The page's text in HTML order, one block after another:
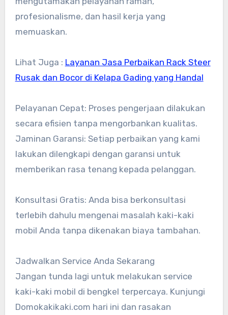
profesionalisme, dan hasil kerja yang
memuaskan.
Lihat Juga : Layanan Jasa Perbaikan Rack Steer
Rusak dan Bocor di Kelapa Gading yang Handal
Pelayanan Cepat: Proses pengerjaan dilakukan
secara efisien tanpa mengorbankan kualitas.
Jaminan Garansi: Setiap perbaikan yang kami
lakukan dilengkapi dengan garansi untuk
memberikan rasa tenang kepada pelanggan.
Konsultasi Gratis: Anda bisa berkonsultasi
terlebih dahulu mengenai masalah kaki-kaki
mobil Anda tanpa dikenakan biaya tambahan.
Jadwalkan Service Anda Sekarang
Jangan tunda lagi untuk melakukan service
kaki-kaki mobil di bengkel terpercaya. Kunjungi
Domokakikaki.com hari ini dan rasakan